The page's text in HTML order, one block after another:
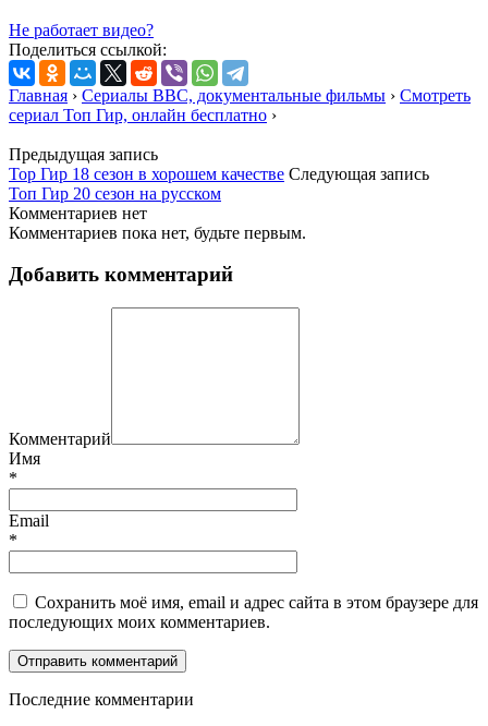
Не работает видео?
Поделиться ссылкой:
Главная › Сериалы BBC, документальные фильмы › Смотреть
сериал Топ Гир, онлайн бесплатно ›
Предыдущая запись
Тор Гир 18 сезон в хорошем качестве Следующая запись
Топ Гир 20 сезон на русском
Комментариев нет
Комментариев пока нет, будьте первым.
Добавить комментарий
Комментарий
Имя
*
Email
*
Сохранить моё имя, email и адрес сайта в этом браузере для
последующих моих комментариев.
Последние комментарии